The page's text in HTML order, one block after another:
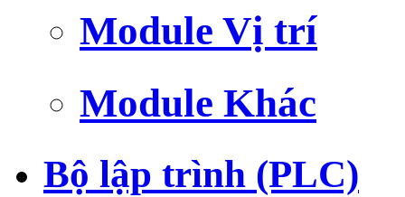
Module Vị trí
Module Khác
Bộ lập trình (PLC)